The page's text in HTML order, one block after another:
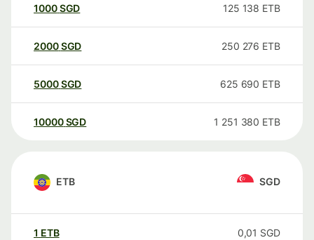
1000SGD 125 138 ETB
2000SGD 250 276 ETB
5000SGD 625 690 ETB
10000 SGD 1 251 380 ETB
ETB SGD
1 ETB 0,01 SGD